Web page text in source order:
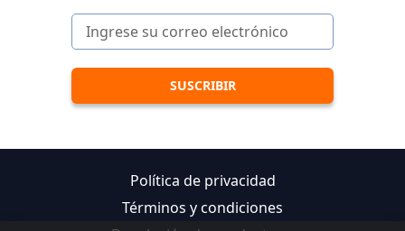
Política de privacidad
Términos y condiciones